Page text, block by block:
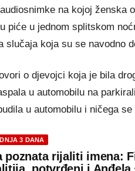
na kojoj ženska
piće u jednom splitskom
slučaja koja su se navodno
o djevojci koja je bila
u automobilu na
u automobilu i ničega
3 DANA
poznata rijaliti imena: